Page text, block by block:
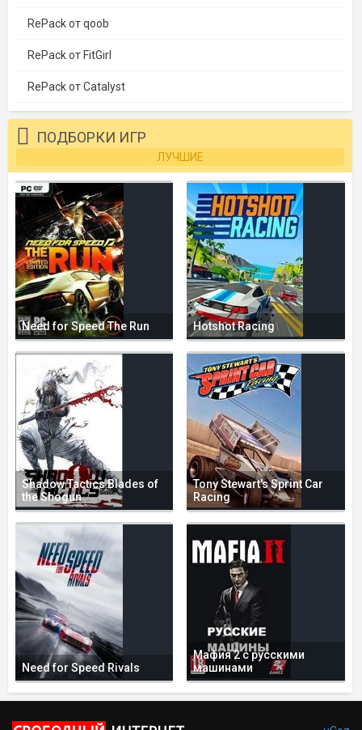
RePack от qoob
RePack от FitGirl
RePack от Catalyst
ПОДБОРКИ ИГР
ЛУЧШИЕ
Need for Speed The Run Hotshot Racing
Shadow Tactics Blades of
the Shogun
Tony Stewart's Sprint Car
Racing
Need for Speed Rivals
Мафия 2 с русскими
машинами